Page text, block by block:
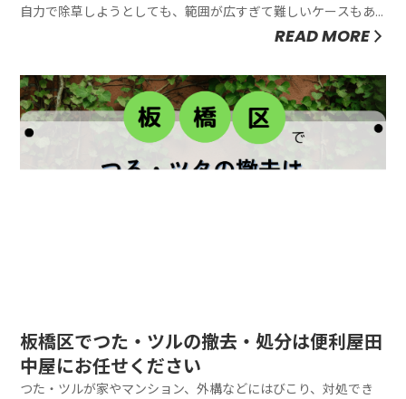
自力で除草しようとしても、範囲が広すぎて難しいケースもあ
ります。除草剤散布に関するご相談・作業はぜひ便利屋田中屋
す。初心者の方は、そもそもどのように除草すれば良いか分か
らず悩みがちで...
READ MORE
板橋区でつた・ツルの撤去・処分は便利屋田
中屋にお任せください
つた・ツルが家やマンション、外構などにはびこり、対処でき